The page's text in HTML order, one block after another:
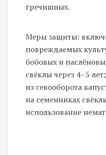
гречишных.
Меры защиты:
повреждаемых
бобовых и
свёклы через 4–5 лет;
из севооборота
на семенниках
использование